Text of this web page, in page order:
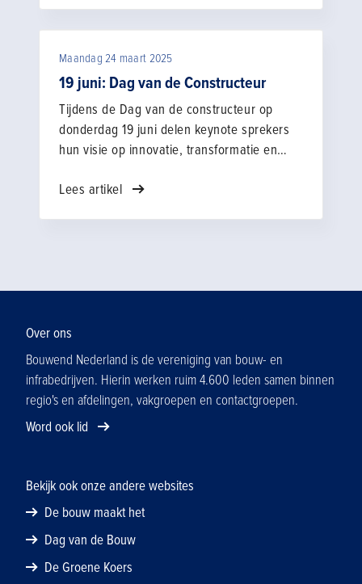
Maandag 24 maart 2025
19 juni: Dag van de Constructeur
Tijdens de Dag van de constructeur op
donderdag 19 juni delen keynote sprekers
hun visie op innovatie, transformatie en
feestelijk met de bekendmaking van de
Lees artikel
Over ons
Bouwend Nederland is de vereniging van bouw- en
infrabedrijven. Hierin werken ruim 4.600 leden samen binnen
regio's en afdelingen, vakgroepen en contactgroepen.
Word ook lid
Bekijk ook onze andere websites
De bouw maakt het
Dag van de Bouw
De Groene Koers